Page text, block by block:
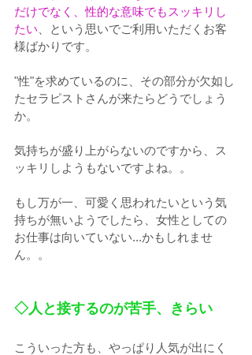
だけでなく、性的な意味でもスッキリし
たい 、という思いでご利用いただくお客
様ばかりです。
"性"を求めているのに、その部分が欠如し
たセラピストさんが来たらどうでしょう
か。
気持ちが盛り上がらないのですから、ス
ッキリしようもないですよね。。
もし万が一、可愛く思われたいという気
持ちが無いようでしたら、女性としての
お仕事は向いていない...かもしれませ
ん。。
◇人と接するのが苦手、きらい
こういった方も、やっぱり人気が出にく